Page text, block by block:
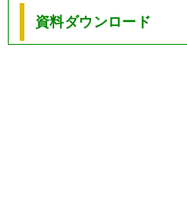
資料ダウンロード